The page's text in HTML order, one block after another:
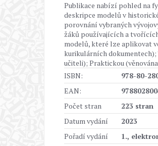
Publikace nabízí pohled na
deskripce modelů v
porovnání vybraných
žáků používajících a
modelů, které lze aplikovat
kurikulárních dokumentech);
učiteli); Praktickou
ISBN:
978-80-
EAN:
Počet stran
223 stran
Datum vydání
2023
Pořadí vydání
1.,